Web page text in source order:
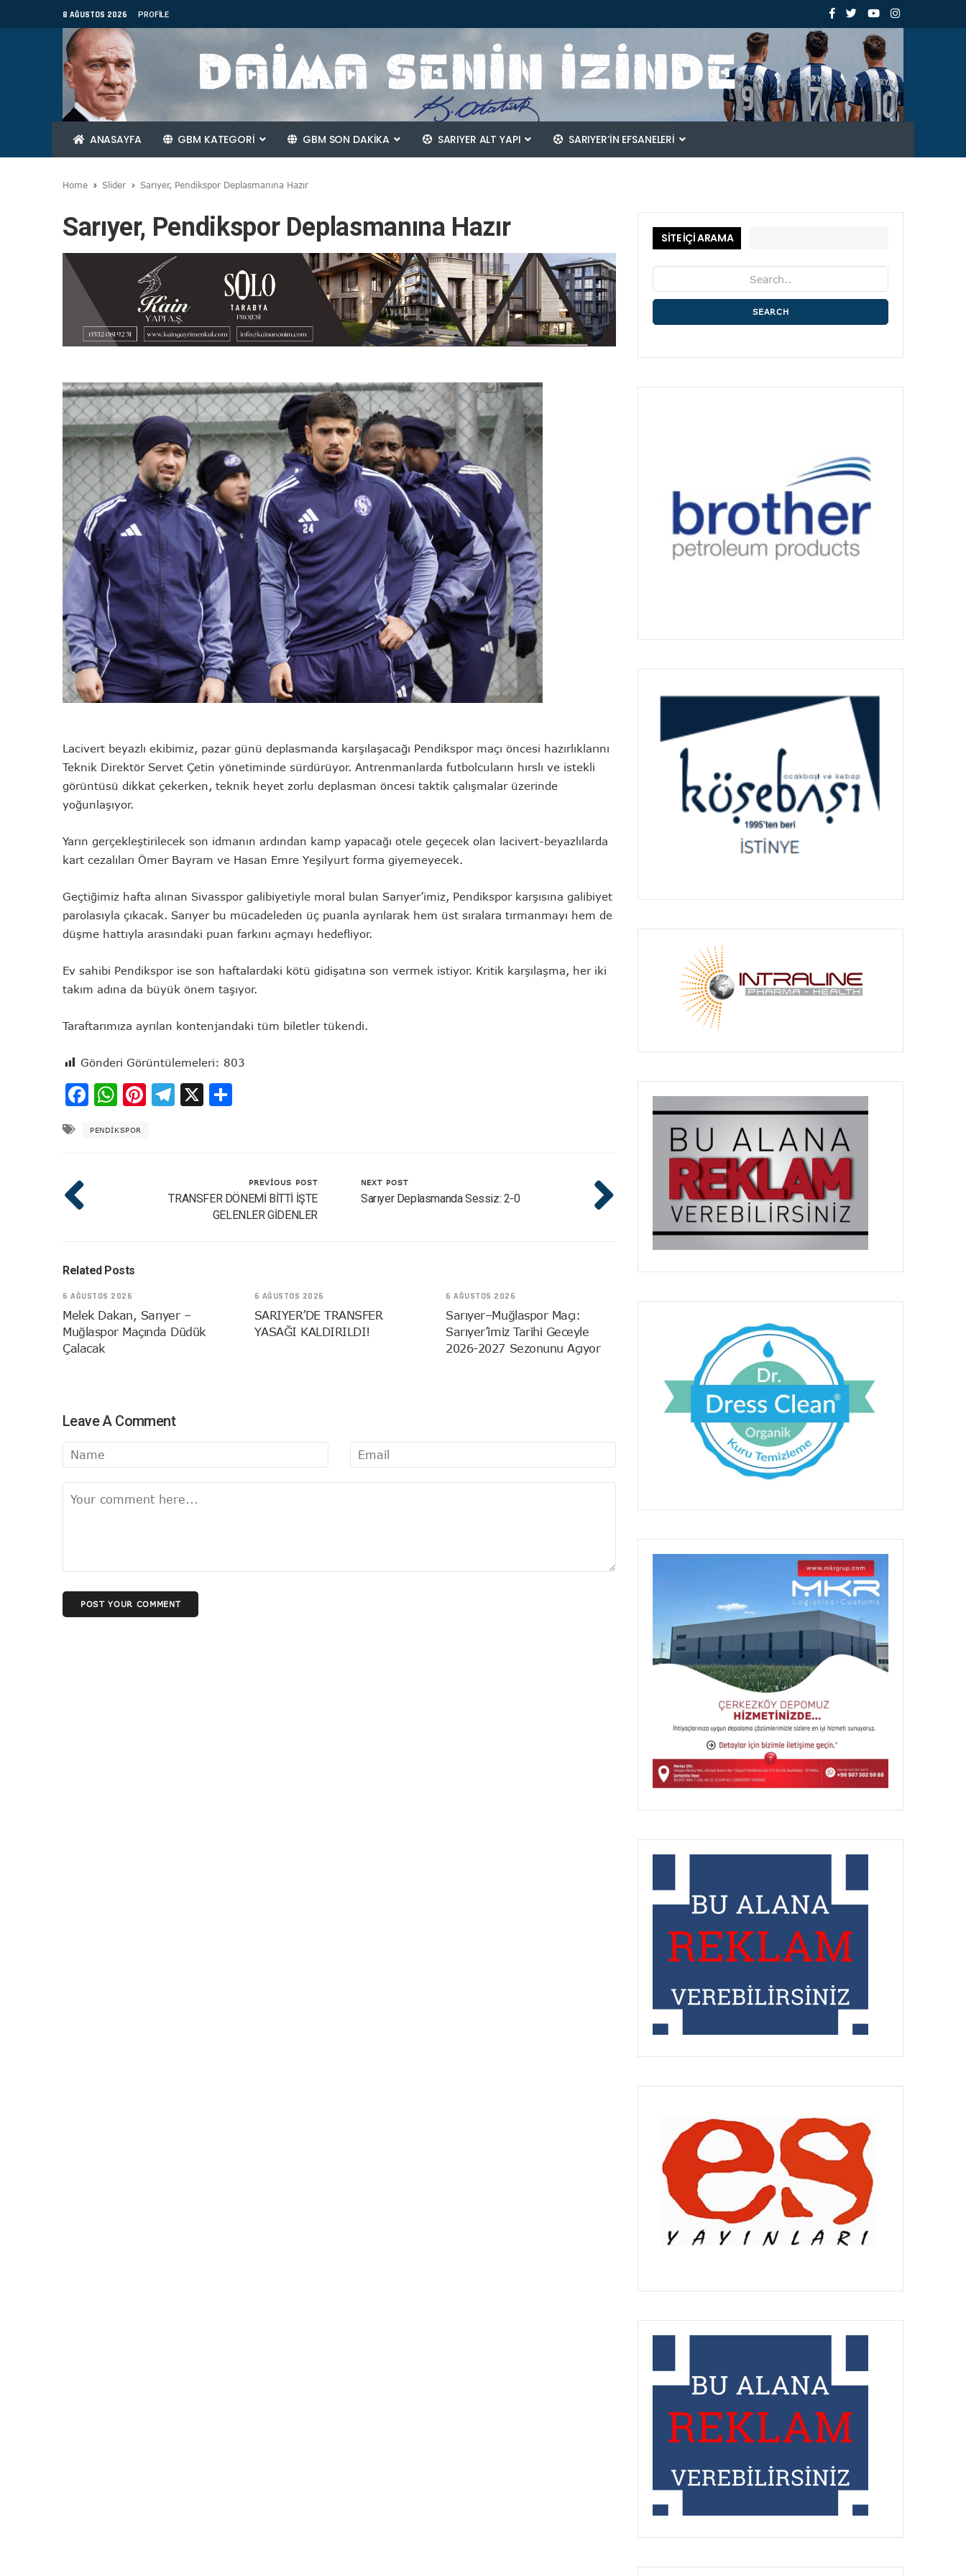
8 AĞUSTOS 2026 PROFILE
ANASAYFA GBM KATEGORİ GBM SON DAKİKA SARIYER ALT YAPI SARIYER’IN EFSANELERI
Home Slider Sarıyer, Pendikspor Deplasmanına Hazır
Sarıyer, Pendikspor Deplasmanına Hazır
Lacivert beyazlı ekibimiz, pazar günü deplasmanda karşılaşacağı Pendikspor maçı öncesi hazırlıklarını
Teknik Direktör Servet Çetin yönetiminde sürdürüyor. Antrenmanlarda futbolcuların hırslı ve istekli
görüntüsü dikkat çekerken, teknik heyet zorlu deplasman öncesi taktik çalışmalar üzerinde
yoğunlaşıyor.
Yarın gerçekleştirilecek son idmanın ardından kamp yapacağı otele geçecek olan lacivert-beyazlılarda
kart cezalıları Ömer Bayram ve Hasan Emre Yeşilyurt forma giyemeyecek.
Geçtiğimiz hafta alınan Sivasspor galibiyetiyle moral bulan Sarıyer’imiz, Pendikspor karşısına galibiyet
parolasıyla çıkacak. Sarıyer bu mücadeleden üç puanla ayrılarak hem üst sıralara tırmanmayı hem de
düşme hattıyla arasındaki puan farkını açmayı hedefliyor.
Ev sahibi Pendikspor ise son haftalardaki kötü gidişatına son vermek istiyor. Kritik karşılaşma, her iki
takım adına da büyük önem taşıyor.
Taraftarımıza ayrılan kontenjandaki tüm biletler tükendi.
Gönderi Görüntülemeleri: 803
Facebook
WhatsApp
Pinterest
Telegram
X
PENDIKSPOR
PREVIOUS POST
TRANSFER DÖNEMİ BİTTİ İŞTE
GELENLER GİDENLER
NEXT POST
Sarıyer Deplasmanda Sessiz: 2-0
Related Posts
6 AĞUSTOS 2026
Melek Dakan, Sarıyer –
Muğlaspor Maçında Düdük
Çalacak
6 AĞUSTOS 2026
SARIYER’DE TRANSFER
YASAĞI KALDIRILDI!
6 AĞUSTOS 2026
Sarıyer–Muğlaspor Maçı:
Sarıyer’imiz Tarihi Geceyle
2026-2027 Sezonunu Açıyor
Leave A Comment
POST YOUR COMMENT
SİTE İÇİ ARAMA
SEARCH